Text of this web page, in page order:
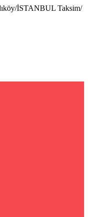
İSTANBUL Taksim/